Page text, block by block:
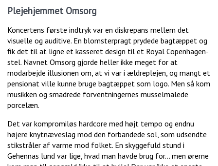
Plejehjemmet Omsorg
Koncertens første indtryk var en diskrepans mellem det
visuelle og auditive. En blomsterpragt prydede bagtæppet og
fik det til at ligne et kasseret design til et Royal Copenhagen-
stel. Navnet Omsorg gjorde heller ikke meget for at
modarbejde illusionen om, at vi var i ældreplejen, og mangt et
pensionat ville kunne bruge bagtæppet som logo. Men så kom
musikken og smadrede forventningernes musselmalede
porcelæn.
Det var kompromiløs hardcore med højt tempo og endnu
højere knytnæveslag mod den forbandede sol, som udsendte
stikstråler af varme mod folket. En skyggefuld stund i
Gehennas lund var lige, hvad man havde brug for… men ørerne